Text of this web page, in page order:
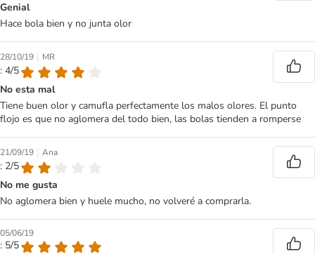
Genial
Hace bola bien y no junta olor
28/10/19 | MR
: 4/5
No esta mal
Tiene buen olor y camufla perfectamente los malos olores. El punto
flojo es que no aglomera del todo bien, las bolas tienden a romperse
21/09/19 | Ana
: 2/5
No me gusta
No aglomera bien y huele mucho, no volveré a comprarla.
05/06/19
: 5/5